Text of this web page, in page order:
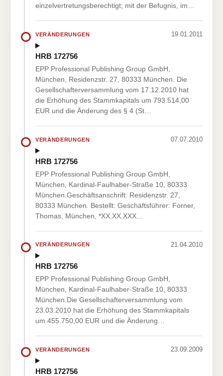
einzelvertretungsberechtigt; mit der Befugnis, im…
VERÄNDERUNGEN 19.01.2011
HRB 172756
EPP Professional Publishing Group GmbH,
München, Residenzstr. 27, 80333 München. Die
Gesellschafterversammlung vom 17.12.2010 hat
die Erhöhung des Stammkapitals um 793.514,00
EUR und die Änderung des § 4 (St…
VERÄNDERUNGEN 07.07.2010
HRB 172756
EPP Professional Publishing Group GmbH,
München, Kardinal-Faulhaber-Straße 10, 80333
München.Geschäftsanschrift: Residenzstr. 27,
80333 München. Bestellt: Geschäftsführer: Forner,
Thomas, München, *XX.XX.XXX…
VERÄNDERUNGEN 21.04.2010
HRB 172756
EPP Professional Publishing Group GmbH,
München, Kardinal-Faulhaber-Straße 10, 80333
München.Die Gesellschafterversammlung vom
23.03.2010 hat die Erhöhung des Stammkapitals
um 455.750,00 EUR und die Änderung…
VERÄNDERUNGEN 23.09.2009
HRB 172756